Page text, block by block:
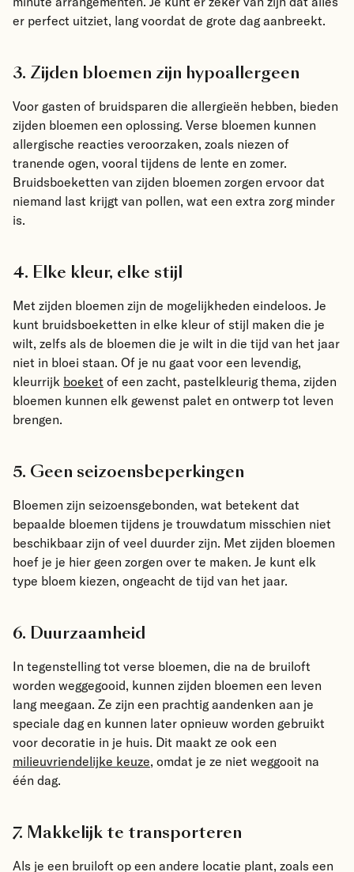
er perfect uitziet, lang voordat de grote dag aanbreekt.
3. Zijden bloemen zijn hypoallergeen
Voor gasten of bruidsparen die allergieën hebben, bieden
zijden bloemen een oplossing. Verse bloemen kunnen
allergische reacties veroorzaken, zoals niezen of
tranende ogen, vooral tijdens de lente en zomer.
Bruidsboeketten van zijden bloemen zorgen ervoor dat
niemand last krijgt van pollen, wat een extra zorg minder
is.
4. Elke kleur, elke stijl
Met zijden bloemen zijn de mogelijkheden eindeloos. Je
kunt bruidsboeketten in elke kleur of stijl maken die je
wilt, zelfs als de bloemen die je wilt in die tijd van het jaar
niet in bloei staan. Of je nu gaat voor een levendig,
kleurrijk boeket of een zacht, pastelkleurig thema, zijden
bloemen kunnen elk gewenst palet en ontwerp tot leven
brengen.
5. Geen seizoensbeperkingen
Bloemen zijn seizoensgebonden, wat betekent dat
bepaalde bloemen tijdens je trouwdatum misschien niet
beschikbaar zijn of veel duurder zijn. Met zijden bloemen
hoef je je hier geen zorgen over te maken. Je kunt elk
type bloem kiezen, ongeacht de tijd van het jaar.
6. Duurzaamheid
In tegenstelling tot verse bloemen, die na de bruiloft
worden weggegooid, kunnen zijden bloemen een leven
lang meegaan. Ze zijn een prachtig aandenken aan je
speciale dag en kunnen later opnieuw worden gebruikt
voor decoratie in je huis. Dit maakt ze ook een
milieuvriendelijke keuze, omdat je ze niet weggooit na
één dag.
7. Makkelijk te transporteren
Als je een bruiloft op een andere locatie plant, zoals een